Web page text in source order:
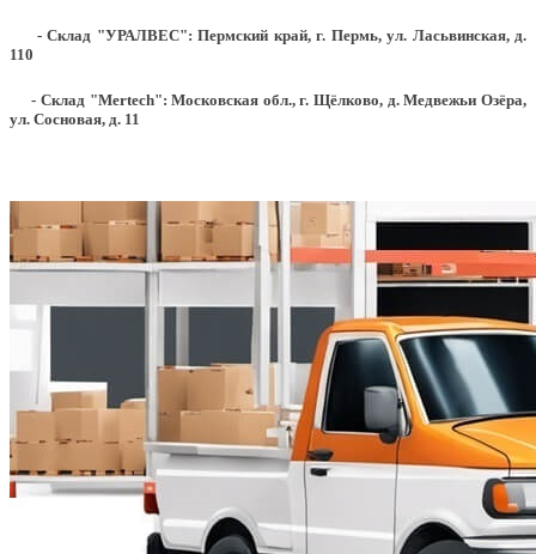
- Склад "УРАЛВЕС": Пермский край, г. Пермь, ул. Ласьвинская, д.
110
- Склад "Mertech": Московская обл., г. Щёлково, д. Медвежьи Озёра,
ул. Сосновая, д. 11